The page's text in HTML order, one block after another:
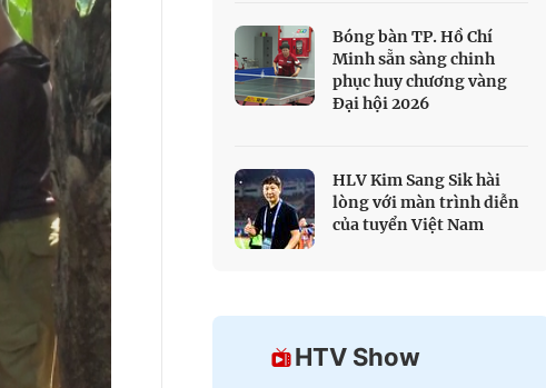
Bóng bàn TP. Hồ Chí
Minh sẵn sàng chinh
phục huy chương vàng
Đại hội 2026
HLV Kim Sang Sik hài
lòng với màn trình diễn
của tuyển Việt Nam
HTV Show